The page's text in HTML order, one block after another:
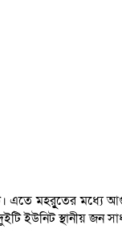
এতে মহর্ুূতের মধ্যে
ইউনিট স্থানীয় জন